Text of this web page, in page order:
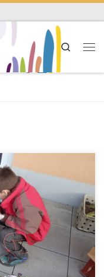
Search
v rámci projektu
2022. Jak se nám